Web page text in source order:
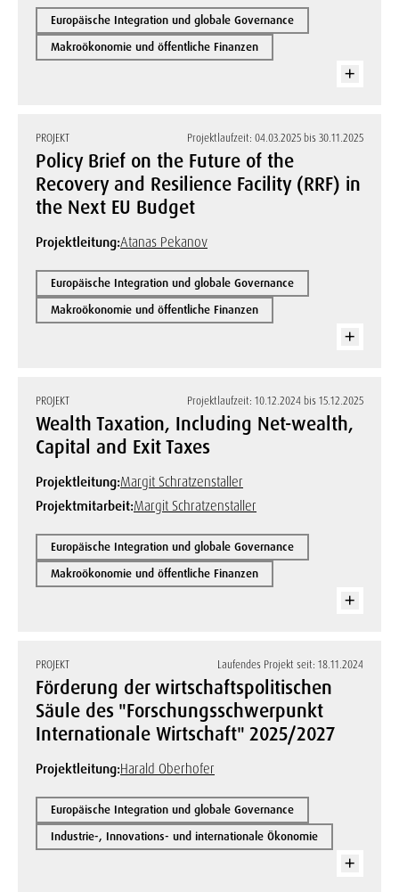
Europäische Integration und globale Governance
Makroökonomie und öffentliche Finanzen
PROJEKT Projektlaufzeit: 04.03.2025 bis 30.11.2025
Policy Brief on the Future of the
Recovery and Resilience Facility (RRF) in
the Next EU Budget
Projektleitung:Atanas Pekanov
Europäische Integration und globale Governance
Makroökonomie und öffentliche Finanzen
PROJEKT Projektlaufzeit: 10.12.2024 bis 15.12.2025
Wealth Taxation, Including Net-wealth,
Capital and Exit Taxes
Projektleitung:Margit Schratzenstaller
Projektmitarbeit:Margit Schratzenstaller
Europäische Integration und globale Governance
Makroökonomie und öffentliche Finanzen
PROJEKT Laufendes Projekt seit: 18.11.2024
Förderung der wirtschaftspolitischen
Säule des "Forschungsschwerpunkt
Internationale Wirtschaft" 2025/2027
Projektleitung:Harald Oberhofer
Europäische Integration und globale Governance
Industrie-, Innovations- und internationale Ökonomie